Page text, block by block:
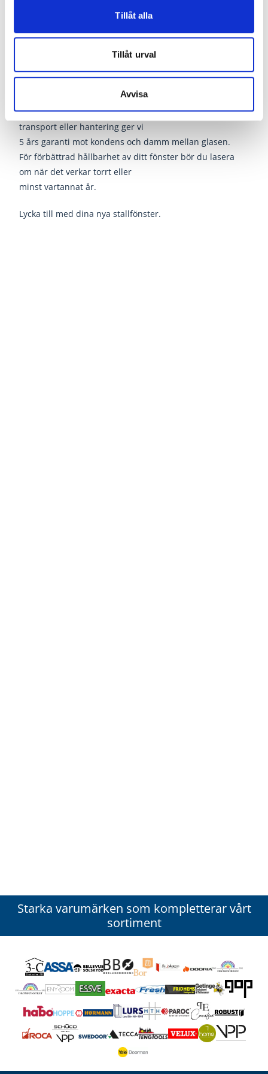
Tillåt alla
Tillåt urval
Avvisa
Underhåll och skötsel Getingefönstret
Våra fönster är tillverkade i impregnerad norrlandsfur,
och laserade med aqua lasyr XS5600.
Samtliga fönster är glasade med isolerglas D4-15 (2-
Om rutan inte utsätts för onormala påfrestningar under
transport eller hantering ger vi
5 års garanti mot kondens och damm mellan glasen.
För förbättrad hållbarhet av ditt fönster bör du lasera
om när det verkar torrt eller
minst vartannat år.
Lycka till med dina nya stallfönster.
Starka varumärken som kompletterar vårt
sortiment